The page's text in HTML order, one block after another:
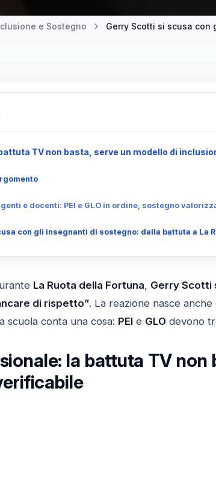
e Sostegno
TV non basta, serve un modello di
e docenti: PEI e GLO in ordine, sostegno
con gli insegnanti di sostegno: dalla battuta a La
La Ruota della Fortuna, Gerry Scotti
di rispetto”. La reazione nasce anche
scuola conta una cosa: PEIe GLOdevono
la battuta TV non